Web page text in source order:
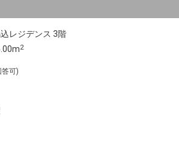
レジデンス 3階
2
可)